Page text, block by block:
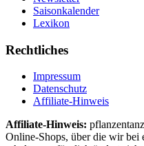
Saisonkalender
Lexikon
Rechtliches
Impressum
Datenschutz
Affiliate-Hinweis
Affiliate-Hinweis:
Online-Shops, über die wir